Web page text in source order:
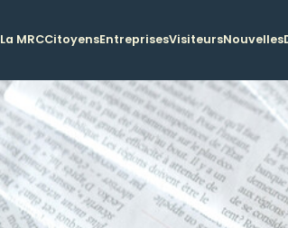
La MRCCitoyensEntreprisesVisiteursNouvelles